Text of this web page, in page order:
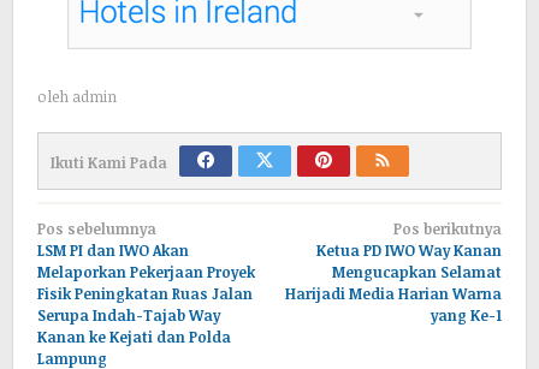
oleh admin
Ikuti Kami Pada
Navigasi
pos
Pos sebelumnya
LSM PI dan IWO Akan
Melaporkan Pekerjaan Proyek
Fisik Peningkatan Ruas Jalan
Serupa Indah-Tajab Way
Kanan ke Kejati dan Polda
Lampung
Pos berikutnya
Ketua PD IWO Way Kanan
Mengucapkan Selamat
Harijadi Media Harian Warna
yang Ke-1